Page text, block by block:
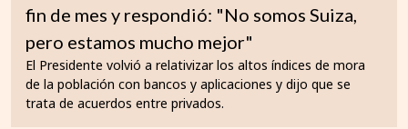
fin de mes y respondió: "No somos Suiza,
pero estamos mucho mejor"
El Presidente volvió a relativizar los altos índices de mora
de la población con bancos y aplicaciones y dijo que se
trata de acuerdos entre privados.